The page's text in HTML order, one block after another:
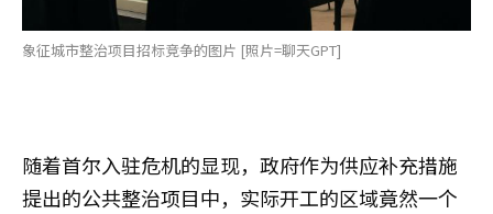
象征城市整治项目招标竞争的图片 [照片=聊天GPT]
随着首尔入驻危机的显现，政府作为供应补充措施
提出的公共整治项目中，实际开工的区域竟然一个